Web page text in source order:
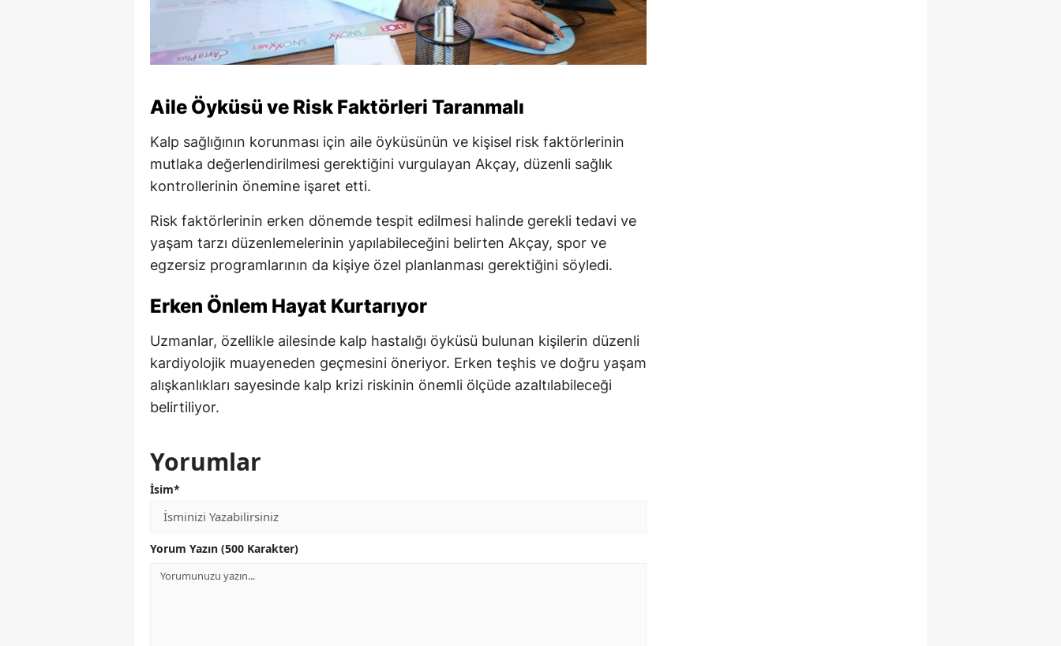
Aile Öyküsü ve Risk Faktörleri Taranmalı
Kalp sağlığının korunması için aile öyküsünün ve kişisel risk faktörlerinin
mutlaka değerlendirilmesi gerektiğini vurgulayan Akçay, düzenli sağlık
kontrollerinin önemine işaret etti.
Risk faktörlerinin erken dönemde tespit edilmesi halinde gerekli tedavi ve
yaşam tarzı düzenlemelerinin yapılabileceğini belirten Akçay, spor ve
egzersiz programlarının da kişiye özel planlanması gerektiğini söyledi.
Erken Önlem Hayat Kurtarıyor
Uzmanlar, özellikle ailesinde kalp hastalığı öyküsü bulunan kişilerin düzenli
kardiyolojik muayeneden geçmesini öneriyor. Erken teşhis ve doğru yaşam
alışkanlıkları sayesinde kalp krizi riskinin önemli ölçüde azaltılabileceği
belirtiliyor.
Yorumlar
İsim*
Yorum Yazın (500 Karakter)